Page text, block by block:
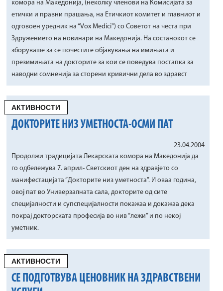
комора на Македонија, (неколку членови на Комисијата за
етички и правни прашања, на Етичкиот комитет и главниот и
одговоен уредник на “Vox Medici") со Советот на честа при
Здружението на новинари на Македонија. На состанокот се
зборуваше за се почестите објавувања на имињата и
презимињата на докторите за кои се поведува постапка за
наводни сомненија за сторени кривични дела во здравст
АКТИВНОСТИ
ДОКТОРИТЕ НИЗ УМЕТНОСТА-ОСМИ ПАТ
23.04.2004
Продолжи традицијата Лекарската комора на Македонија да
го одбележува 7. април- Светскиот ден на здравјето со
манифестацијата “Докторите низ уметноста”. И оваа година,
овој пат во Универзалната сала, докторите од сите
специјалности и супспецијалности покажаа и докажаа дека
покрај докторската професија во нив “лежи” и по некој
уметник.
АКТИВНОСТИ
СЕ ПОДГОТВУВА ЦЕНОВНИК НА ЗДРАВСТВЕНИ